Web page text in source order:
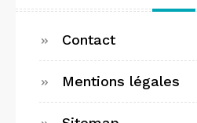
Contact
Mentions légales